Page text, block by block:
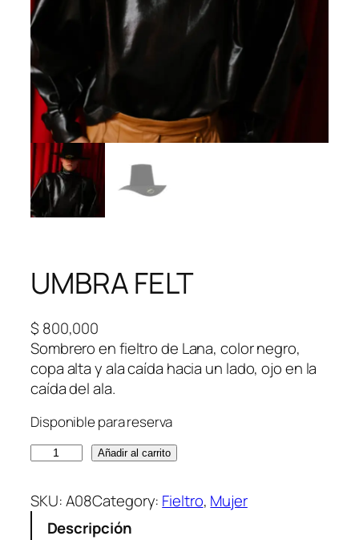
UMBRA FELT
$ 800,000
Sombrero en fieltro de Lana, color negro,
copa alta y ala caída hacia un lado, ojo en la
caída del ala.
Disponible para reserva
B
R
Añadir al carrito
SKU:A08Category: Fieltro, Mujer
Descripción